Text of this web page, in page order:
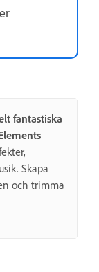
fantastiska
Skapa
och trimma